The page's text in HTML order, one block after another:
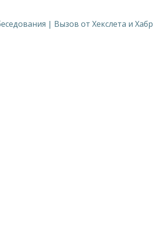
| Вызов от Хекслета и Хабр